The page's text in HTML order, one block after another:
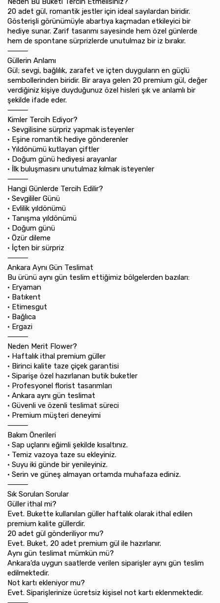
20 adet gül, romantik jestler için ideal sayılardan biridir.
Gösterişli görünümüyle abartıya kaçmadan etkileyici bir
hediye sunar. Zarif tasarımı sayesinde hem özel günlerde
hem de spontane sürprizlerde unutulmaz bir iz bırakır.
⸻
Güllerin Anlamı
Gül; sevgi, bağlılık, zarafet ve içten duyguların en güçlü
sembollerinden biridir. Bir araya gelen 20 premium gül, değer
verdiğiniz kişiye duyduğunuz özel hisleri şık ve anlamlı bir
şekilde ifade eder.
⸻
Kimler Tercih Ediyor?
•⁠ ⁠Sevgilisine sürpriz yapmak isteyenler
•⁠ ⁠Eşine romantik hediye gönderenler
•⁠ ⁠Yıldönümü kutlayan çiftler
•⁠ ⁠Doğum günü hediyesi arayanlar
•⁠ ⁠İlk buluşmasını unutulmaz kılmak isteyenler
⸻
Hangi Günlerde Tercih Edilir?
•⁠ ⁠Sevgililer Günü
•⁠ ⁠Evlilik yıldönümü
•⁠ ⁠Tanışma yıldönümü
•⁠ ⁠Doğum günü
•⁠ ⁠Özür dileme
•⁠ ⁠İçten bir sürpriz
⸻
Ankara Aynı Gün Teslimat
Bu ürünü aynı gün teslim ettiğimiz bölgelerden bazıları:
•⁠ ⁠Eryaman
•⁠ ⁠Batıkent
•⁠ ⁠Etimesgut
•⁠ ⁠Bağlıca
•⁠ ⁠Ergazi
⸻
Neden Merit Flower?
•⁠ ⁠Haftalık ithal premium güller
•⁠ ⁠Birinci kalite taze çiçek garantisi
•⁠ ⁠Siparişe özel hazırlanan butik buketler
•⁠ ⁠Profesyonel florist tasarımları
•⁠ ⁠Ankara aynı gün teslimat
•⁠ ⁠Güvenli ve özenli teslimat süreci
•⁠ ⁠Premium müşteri deneyimi
⸻
Bakım Önerileri
•⁠ ⁠Sap uçlarını eğimli şekilde kısaltınız.
•⁠ ⁠Temiz vazoya taze su ekleyiniz.
•⁠ ⁠Suyu iki günde bir yenileyiniz.
•⁠ ⁠Serin ve güneş almayan ortamda muhafaza ediniz.
⸻
Sık Sorulan Sorular
Güller ithal mi?
Evet. Bukette kullanılan güller haftalık olarak ithal edilen
premium kalite güllerdir.
20 adet gül gönderiliyor mu?
Evet. Buket, 20 adet premium gül ile hazırlanır.
Aynı gün teslimat mümkün mü?
Ankara’da uygun saatlerde verilen siparişler aynı gün teslim
edilmektedir.
Not kartı ekleniyor mu?
Evet. Siparişlerinize ücretsiz kişisel not kartı eklenmektedir.